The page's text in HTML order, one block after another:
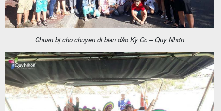
Chuẩn bị cho chuyến đi biển đảo Kỳ Co – Quy Nhơn